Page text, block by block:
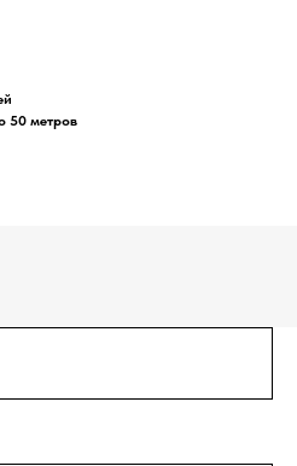
50 метров